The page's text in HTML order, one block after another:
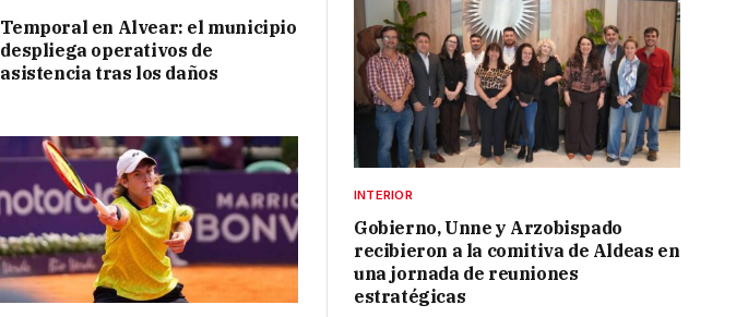
Temporal en Alvear: el municipio
despliega operativos de
asistencia tras los daños
INTERIOR
Gobierno, Unne y Arzobispado
recibieron a la comitiva de Aldeas en
una jornada de reuniones
estratégicas